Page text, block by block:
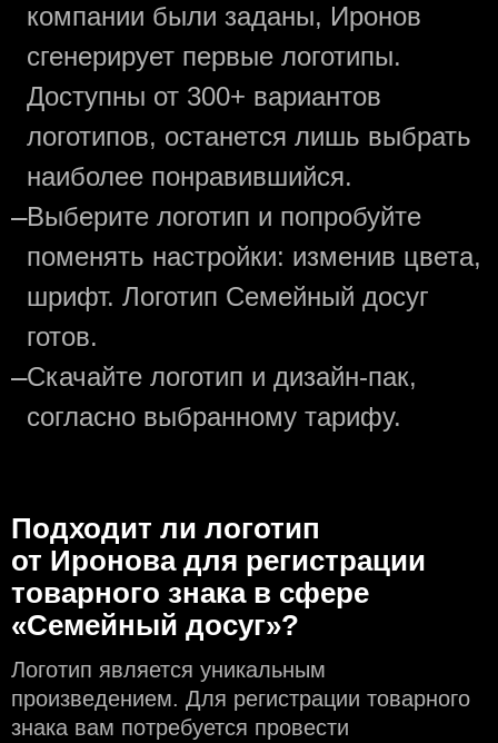
компании были заданы, Иронов
сгенерирует первые логотипы.
Доступны от 300+ вариантов
логотипов, останется лишь выбрать
наиболее понравившийся.
—Выберите логотип и попробуйте
поменять настройки: изменив цвета,
шрифт. Логотип Семейный досуг
готов.
—Скачайте логотип и дизайн-пак,
согласно выбранному тарифу.
Подходит ли логотип
от Иронова для регистрации
товарного знака в сфере
«Семейный досуг»?
Логотип является уникальным
произведением. Для регистрации товарного
знака вам потребуется провести